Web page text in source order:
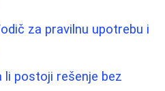
za pravilnu upotrebu i
li postoji rešenje bez